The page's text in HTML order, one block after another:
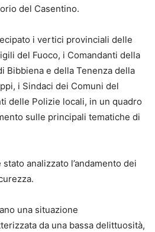
del Casentino.
i vertici provinciali delle
del Fuoco, i Comandanti della
Bibbiena e della Tenenza della
i Sindaci dei Comuni del
delle Polizie locali, in un quadro
sulle principali tematiche di
analizzato l’andamento dei
una situazione
da una bassa delittuosità,